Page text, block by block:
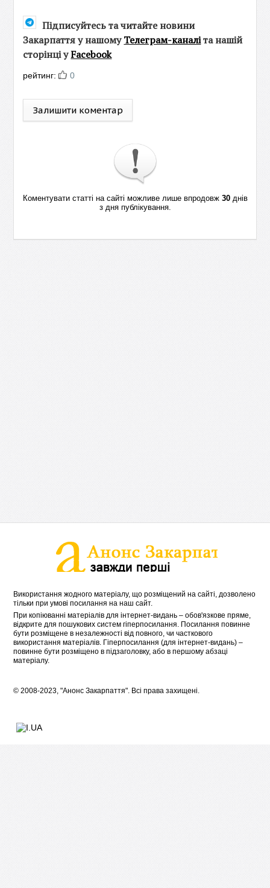
Підписуйтесь та читайте новини
Закарпаття у нашомуТелеграм-каналіта нашій
сторінці уFacebook
рейтинг: 0
Залишити коментар
Коментувати статті на сайті можливе лише впродовж 30днів
з дня публікування.
Використання жодного матеріалу, що розміщений на сайті, дозволено
тільки при умові посилання на наш сайт.
При копіюванні матеріалів для інтернет-видань – обов'язкове пряме,
відкрите для пошукових систем гіперпосилання. Посилання повинне
бути розміщене в незалежності від повного, чи часткового
використання матеріалів. Гіперпосилання (для інтернет-видань) –
повинне бути розміщено в підзаголовку, або в першому абзаці
матеріалу.
© 2008-2023, "Анонс Закарпаття". Всі права захищені.